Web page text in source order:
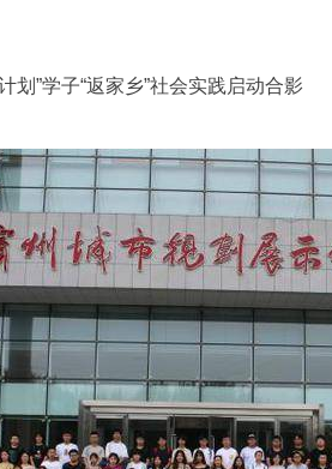
划”学子“返家乡”社会实践启动合影